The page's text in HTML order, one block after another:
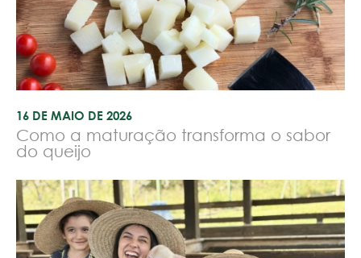
16 DE MAIO DE 2026
Como a maturação transforma o sabor
do queijo